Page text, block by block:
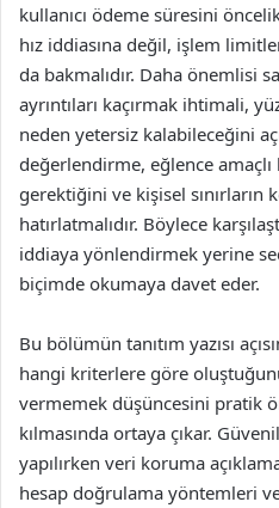
kullanıcı ödeme süresini
hız iddiasına değil, işlem
da bakmalıdır. Daha önemlisi
ayrıntıları kaçırmak ihtimali,
neden yetersiz kalabileceğini
değerlendirme, eğlence amaçlı
gerektiğini ve kişisel sınırların
hatırlatmalıdır. Böylece
iddiaya yönlendirmek yerine
biçimde okumaya davet eder.
Bu bölümün tanıtım yazısı
hangi kriterlere göre
vermemek düşüncesini pratik
kılmasında ortaya çıkar.
yapılırken veri koruma
hesap doğrulama yöntemleri